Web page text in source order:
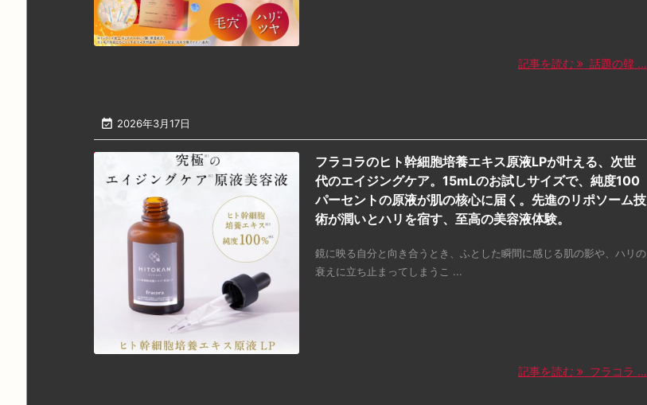
記事を読む 話題の韓 ...
 2026年3月17日
フラコラのヒト幹細胞培養エキス原液LPが叶える、次世
代のエイジングケア。15mLのお試しサイズで、純度100
パーセントの原液が肌の核心に届く。先進のリポソーム技
術が潤いとハリを宿す、至高の美容液体験。
鏡に映る自分と向き合うとき、ふとした瞬間に感じる肌の影や、ハリの
衰えに立ち止まってしまうこ ...
記事を読む フラコラ ...